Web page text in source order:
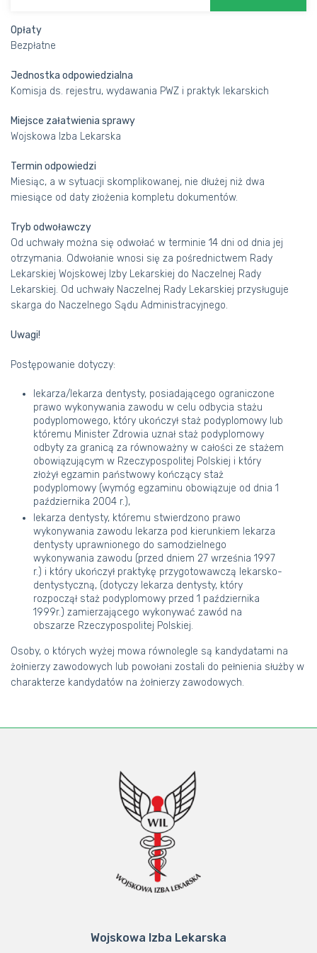
Opłaty
Bezpłatne
Jednostka odpowiedzialna
Komisja ds. rejestru, wydawania PWZ i praktyk lekarskich
Miejsce załatwienia sprawy
Wojskowa Izba Lekarska
Termin odpowiedzi
Miesiąc, a w sytuacji skomplikowanej, nie dłużej niż dwa
miesiące od daty złożenia kompletu dokumentów.
Tryb odwoławczy
Od uchwały można się odwołać w terminie 14 dni od dnia jej
otrzymania. Odwołanie wnosi się za pośrednictwem Rady
Lekarskiej Wojskowej Izby Lekarskiej do Naczelnej Rady
Lekarskiej. Od uchwały Naczelnej Rady Lekarskiej przysługuje
skarga do Naczelnego Sądu Administracyjnego.
Uwagi!
Postępowanie dotyczy:
lekarza/lekarza dentysty, posiadającego ograniczone
prawo wykonywania zawodu w celu odbycia stażu
podyplomowego, który ukończył staż podyplomowy lub
któremu Minister Zdrowia uznał staż podyplomowy
odbyty za granicą za równoważny w całości ze stażem
obowiązującym w Rzeczypospolitej Polskiej i który
złożył egzamin państwowy kończący staż
podyplomowy (wymóg egzaminu obowiązuje od dnia 1
października 2004 r.),
lekarza dentysty, któremu stwierdzono prawo
wykonywania zawodu lekarza pod kierunkiem lekarza
dentysty uprawnionego do samodzielnego
wykonywania zawodu (przed dniem 27 września 1997
r.) i który ukończył praktykę przygotowawczą lekarsko-
dentystyczną, (dotyczy lekarza dentysty, który
rozpoczął staż podyplomowy przed 1 października
1999r.) zamierzającego wykonywać zawód na
obszarze Rzeczypospolitej Polskiej.
Osoby, o których wyżej mowa równolegle są kandydatami na
żołnierzy zawodowych lub powołani zostali do pełnienia służby w
charakterze kandydatów na żołnierzy zawodowych.
Wojskowa Izba Lekarska